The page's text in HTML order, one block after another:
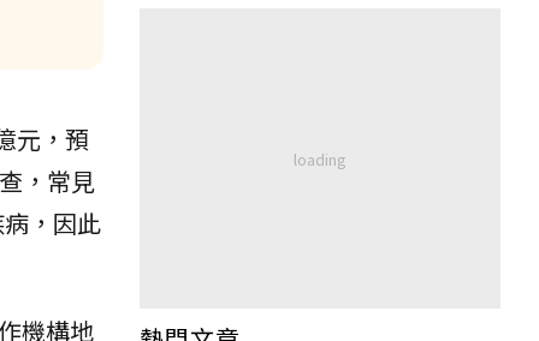
元，預
，常見
，因此
機構地